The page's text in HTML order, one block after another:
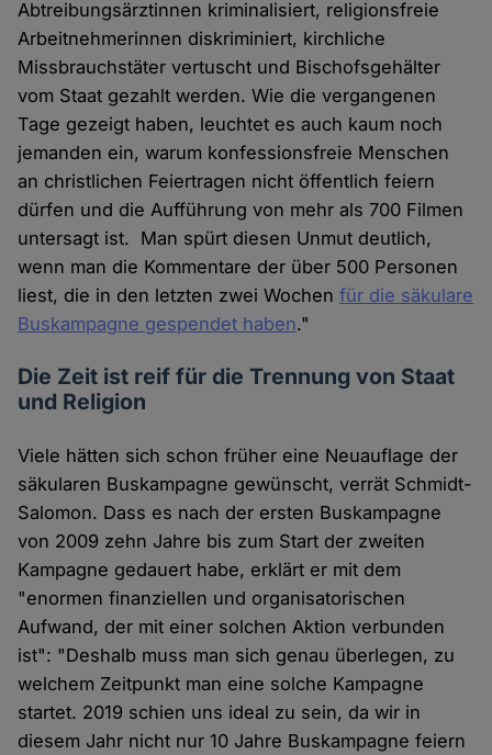
Abtreibungsärztinnen kriminalisiert, religionsfreie
Arbeitnehmerinnen diskriminiert, kirchliche
Missbrauchstäter vertuscht und Bischofsgehälter
vom Staat gezahlt werden. Wie die vergangenen
Tage gezeigt haben, leuchtet es auch kaum noch
jemanden ein, warum konfessionsfreie Menschen
an christlichen Feiertragen nicht öffentlich feiern
dürfen und die Aufführung von mehr als 700 Filmen
untersagt ist. Man spürt diesen Unmut deutlich,
wenn man die Kommentare der über 500 Personen
liest, die in den letzten zwei Wochenfür die säkulare
Buskampagne gespendet haben."
Die Zeit ist reif für die Trennung von Staat
und Religion
Viele hätten sich schon früher eine Neuauflage der
säkularen Buskampagne gewünscht, verrät Schmidt-
Salomon. Dass es nach der ersten Buskampagne
von 2009 zehn Jahre bis zum Start der zweiten
Kampagne gedauert habe, erklärt er mit dem
"enormen finanziellen und organisatorischen
Aufwand, der mit einer solchen Aktion verbunden
ist": "Deshalb muss man sich genau überlegen, zu
welchem Zeitpunkt man eine solche Kampagne
startet. 2019 schien uns ideal zu sein, da wir in
diesem Jahr nicht nur 10 Jahre Buskampagne feiern